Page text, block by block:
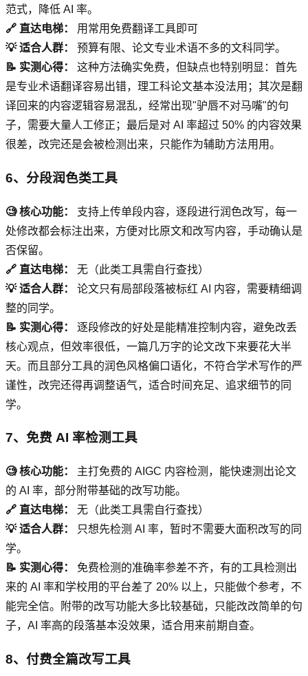
范式，降低 AI 率。
🔗 直达电梯：
用常用免费翻译工具即可
💡 适合人群：
预算有限、论文专业术语不多的文科同学。
📝 实测心得：
这种方法确实免费，但缺点也特别明显：首先
是专业术语翻译容易出错，理工科论文基本没法用；其次是翻
译回来的内容逻辑容易混乱，经常出现"驴唇不对马嘴"的句
子，需要大量人工修正；最后是对 AI 率超过 50% 的内容效果
很差，改完还是会被检测出来，只能作为辅助方法用用。
6、分段润色类工具
🧐 核心功能：
支持上传单段内容，逐段进行润色改写，每一
处修改都会标注出来，方便对比原文和改写内容，手动确认是
否保留。
🔗 直达电梯：
无（此类工具需自行查找）
💡 适合人群：
论文只有局部段落被标红 AI 内容，需要精细调
整的同学。
📝 实测心得：
逐段修改的好处是能精准控制内容，避免改丢
核心观点，但效率很低，一篇几万字的论文改下来要花大半
天。而且部分工具的润色风格偏口语化，不符合学术写作的严
谨性，改完还得再调整语气，适合时间充足、追求细节的同
学。
7、免费 AI 率检测工具
🧐 核心功能：
主打免费的 AIGC 内容检测，能快速测出论文
的 AI 率，部分附带基础的改写功能。
🔗 直达电梯：
无（此类工具需自行查找）
💡 适合人群：
只想先检测 AI 率，暂时不需要大面积改写的同
学。
📝 实测心得：
免费检测的准确率参差不齐，有的工具检测出
来的 AI 率和学校用的平台差了 20% 以上，只能做个参考，不
能完全信。附带的改写功能大多比较基础，只能改改简单的句
子，AI 率高的段落基本没效果，适合用来前期自查。
8、付费全篇改写工具